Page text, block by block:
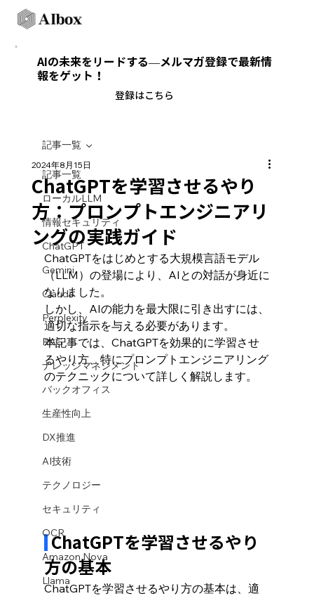
AIの未来をリードする—メルマガ登録で最新情
報をゲット！
​登録はこちら
記事一覧
ローカルLLM
情報セキュリティ
ChatGPT
Gemini
Claude
Perplexity
RAG
ナレッジマネジメント
バックオフィス
生産性向上
DX推進
AI技術
テクノロジー
セキュリティ
OCR
Amazon Nova
Llama
記事一覧
ChatGPTを学習させるやり
方：プロンプトエンジニアリ
ングの実践ガイド
2024年8月15日
ChatGPTをはじめとする大規模言語モデル
（LLM）の登場により、AIとの対話が身近に
なりました。
しかし、AIの能力を最大限に引き出すには、
適切な指示を与える必要があります。
本記事では、ChatGPTを効果的に学習させ
るやり方、特にプロンプトエンジニアリング
のテクニックについて詳しく解説します。
ChatGPTを学習させるやり
方の基本
ChatGPTを学習させるやり方の基本は、適